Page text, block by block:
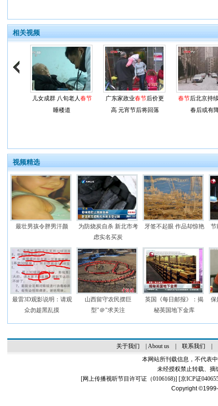
相关视频
儿女成群 八旬老人春节
睡楼道
广东家政业春节后价更
高 元宵节后将回落
春节后北京持
春后或有
视频精选
最壮男孩令胖男汗颜
为防烧炭自杀 新北市考
虑实名买炭
牙签不起眼 作品却惊艳 节
最雷3D观影说明：请观
众勿趁黑乱摸
山西留守农民摆巨
型"＠"求关注
英国《每日邮报》：揭
秘英国地下金库
保
关于我们 About us| 联系我们
本网站所刊载信息，不代表
未经授权禁止转载、摘
[网上传播视听节目许可证（0106168)] [京ICP证
Copyright